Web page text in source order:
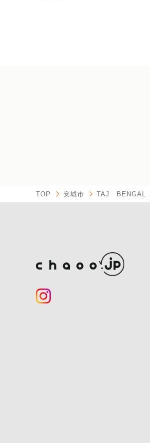
TOP 安城市 TAJ BENGAL（